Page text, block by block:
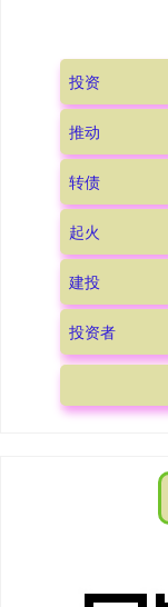
投资
推动
转债
起火
建投
投资者